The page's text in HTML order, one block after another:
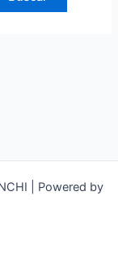
| Powered by